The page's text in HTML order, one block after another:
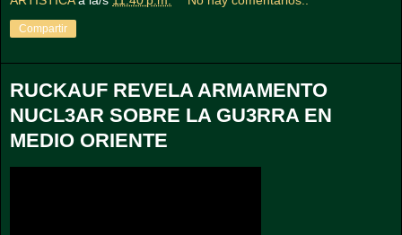
Compartir
RUCKAUF REVELA ARMAMENTO
NUCL3AR SOBRE LA GU3RRA EN
MEDIO ORIENTE